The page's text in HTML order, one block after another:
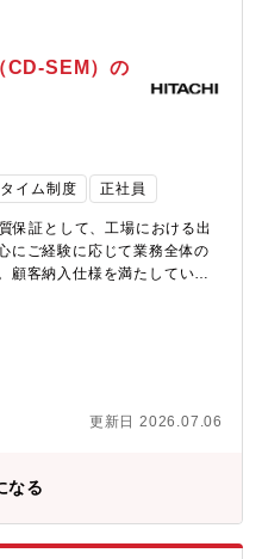
安全衛生管理、5S 活動、改善
話やパソコンに欠かせない半
うPET（陽電子放射断層撮
ばれる素材があり、そのトッ
装置向けでの世界シェアは
プライベートも充実させるこ
安定した環境で働けます。■毎
度に応じて昇給・昇格の機会
しており、社員一人ひとりが
います。また、フラットな職
合いながら業務を進めること
CD-SEM）の
イム制度 正社員
保証として、工場における出
にご経験に応じて業務全体の
顧客納入仕様を満たしている
わるポジションです。品質面
いの大きい環境です。【具体
荷試験■測定精度・再現性・安
■各ユニット（ハード／ソフ
合があった場合の切り分け
否の決定に関わる■出荷検査工
たデータの統計的品質管理
不良データ収集と分析、歩留
指標（不良率、検査工数、リ
更新日 2026.07.06
なる